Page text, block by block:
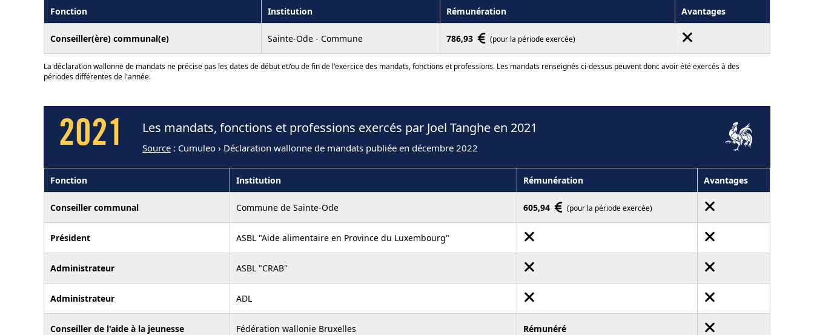
Fonction Institution Rémunération Avantages
Conseiller(ère) communal(e) Sainte-Ode - Commune 786,93 (pour la période exercée)
La déclaration wallonne de mandats ne précise pas les dates de début et/ou de fin de l'exercice des mandats, fonctions et professions. Les mandats renseignés ci-dessus peuvent donc avoir été exercés à des
périodes différentes de l'année.
2021 Les mandats, fonctions et professions exercés par Joel Tanghe en 2021
Source : Cumuleo › Déclaration wallonne de mandats publiée en décembre 2022
Fonction Institution Rémunération Avantages
Conseiller communal Commune de Sainte-Ode 605,94 (pour la période exercée)
Président ASBL "Aide alimentaire en Province du Luxembourg"
Administrateur ASBL "CRAB"
Administrateur ADL
Conseiller de l'aide à la jeunesse Fédération wallonie Bruxelles Rémunéré